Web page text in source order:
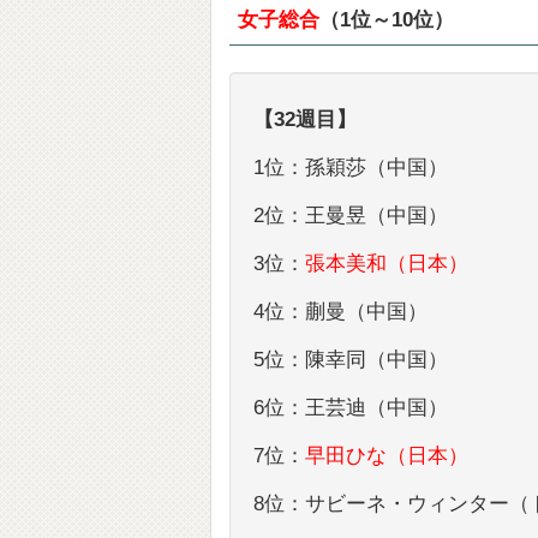
女子総合 （1位～10位）
【32週目】
1位：孫穎莎（中国）
2位：王曼昱（中国）
3位： 張本美和（日本）
4位：蒯曼（中国）
5位：陳幸同（中国）
6位：王芸迪（中国）
7位： 早田ひな（日本）
8位：サビーネ・ウィンター（